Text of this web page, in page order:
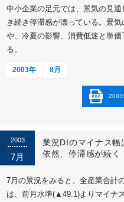
中小企業の足元では、景気の見
き続き停滞感が漂っている。景
や、冷夏の影響、消費低迷と単
る。
2003年 8月
2003
2003
7月
業況DIのマイナス幅
依然、停滞感が続く
7月の景況をみると、全産業合計
は、前月水準(▲49.1)よりマイナ